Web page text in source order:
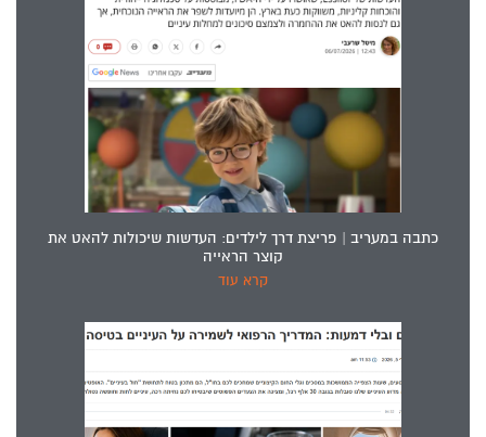
כתבה במעריב | פריצת דרך לילדים: העדשות שיכולות להאט את
קוצר הראייה
קרא עוד